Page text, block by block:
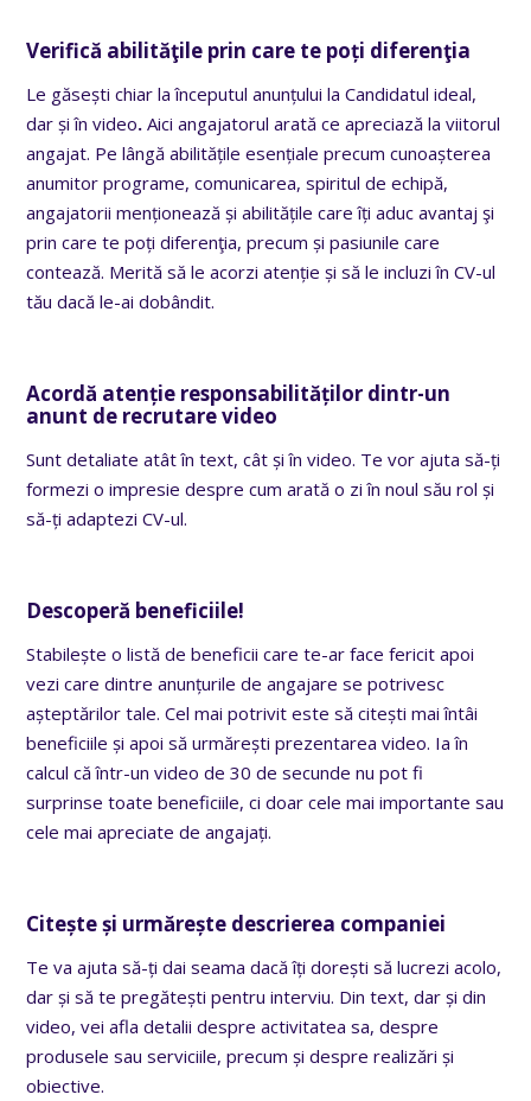
Verifică abilităţile prin care te poți diferenţia
Le găsești chiar la începutul anunțului la Candidatul ideal,
dar și în video.Aici angajatorul arată ce apreciază la viitorul
angajat. Pe lângă abilitățile esențiale precum cunoașterea
anumitor programe, comunicarea, spiritul de echipă,
angajatorii menționează și abilitățile care îți aduc avantaj şi
prin care te poți diferenţia, precum și pasiunile care
contează. Merită să le acorzi atenție și să le incluzi în CV-ul
tău dacă le-ai dobândit.
Acordă atenție responsabilităților dintr-un
anunt de recrutare video
Sunt detaliate atât în text, cât și în video. Te vor ajuta să-ți
formezi o impresie despre cum arată o zi în noul său rol și
să-ți adaptezi CV-ul.
Descoperă beneficiile!
Stabilește o listă de beneficii care te-ar face fericit apoi
vezi care dintre anunțurile de angajare se potrivesc
așteptărilor tale. Cel mai potrivit este să citești mai întâi
beneficiile și apoi să urmărești prezentarea video. Ia în
calcul că într-un video de 30 de secunde nu pot fi
surprinse toate beneficiile, ci doar cele mai importante sau
cele mai apreciate de angajați.
Citește și urmărește descrierea companiei
Te va ajuta să-ți dai seama dacă îți dorești să lucrezi acolo,
dar și să te pregătești pentru interviu. Din text, dar și din
video, vei afla detalii despre activitatea sa, despre
produsele sau serviciile, precum și despre realizări și
obiective.